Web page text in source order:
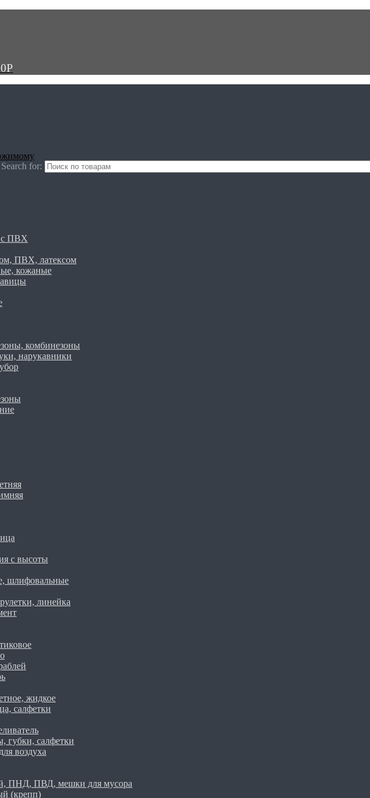
Р
Search for:
с ПВХ
ПВХ, латексом
кожаные
комбинезоны
нарукавники
с высоты
шлифовальные
линейка
жидкое
салфетки
губки, салфетки
воздуха
ПНД, ПВД, мешки для мусора
(крепп)